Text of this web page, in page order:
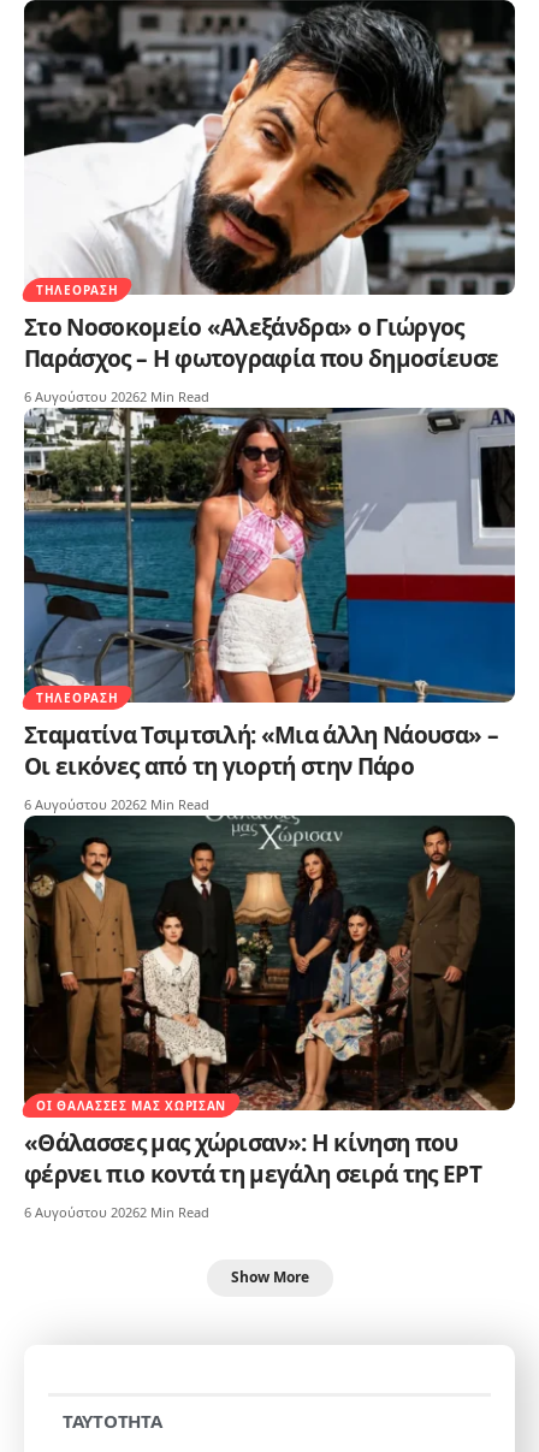
ΤΗΛΕΌΡΑΣΗ
Στο Νοσοκομείο «Αλεξάνδρα» ο Γιώργος
Παράσχος – Η φωτογραφία που δημοσίευσε
6 Αυγούστου 20262 Min Read
ΤΗΛΕΌΡΑΣΗ
Σταματίνα Τσιμτσιλή: «Μια άλλη Νάουσα» –
Οι εικόνες από τη γιορτή στην Πάρο
6 Αυγούστου 20262 Min Read
ΟΙ ΘΆΛΑΣΣΕΣ ΜΑΣ ΧΏΡΙΣΑΝ
«Θάλασσες μας χώρισαν»: Η κίνηση που
φέρνει πιο κοντά τη μεγάλη σειρά της ΕΡΤ
6 Αυγούστου 20262 Min Read
Show More
TAYTOTHTA